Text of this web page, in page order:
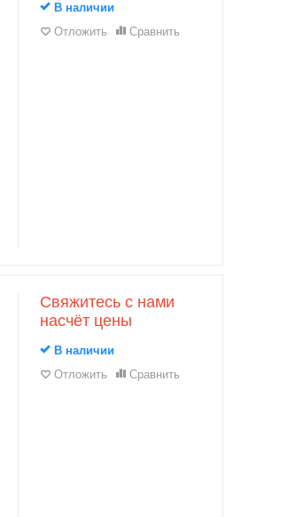
В наличии
Отложить
Сравнить
Свяжитесь с нами
насчёт цены
В наличии
Отложить
Сравнить